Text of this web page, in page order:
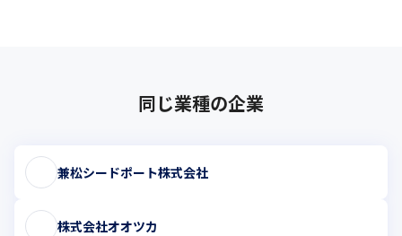
同じ業種の企業
兼松シードポート株式会社
株式会社オオツカ